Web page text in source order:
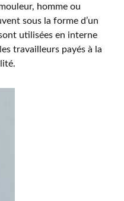
homme ou
sous la forme d’un
utilisées en interne
travailleurs payés à la